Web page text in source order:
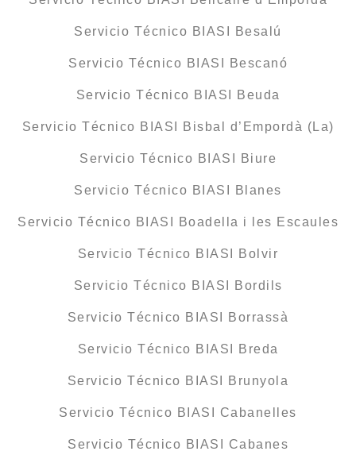
Servicio Técnico BIASI Besalú
Servicio Técnico BIASI Bescanó
Servicio Técnico BIASI Beuda
Servicio Técnico BIASI Bisbal d’Empordà (La)
Servicio Técnico BIASI Biure
Servicio Técnico BIASI Blanes
Servicio Técnico BIASI Boadella i les Escaules
Servicio Técnico BIASI Bolvir
Servicio Técnico BIASI Bordils
Servicio Técnico BIASI Borrassà
Servicio Técnico BIASI Breda
Servicio Técnico BIASI Brunyola
Servicio Técnico BIASI Cabanelles
Servicio Técnico BIASI Cabanes